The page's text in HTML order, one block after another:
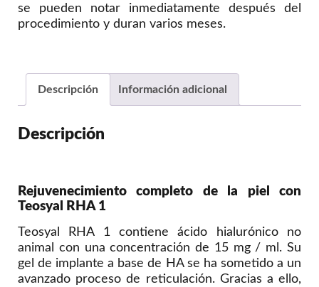
se pueden notar inmediatamente después del
procedimiento y duran varios meses.
Descripción Información adicional
Descripción
Rejuvenecimiento completo de la piel con
Teosyal RHA 1
Teosyal RHA 1 contiene ácido hialurónico no
animal con una concentración de 15 mg / ml. Su
gel de implante a base de HA se ha sometido a un
avanzado proceso de reticulación. Gracias a ello,